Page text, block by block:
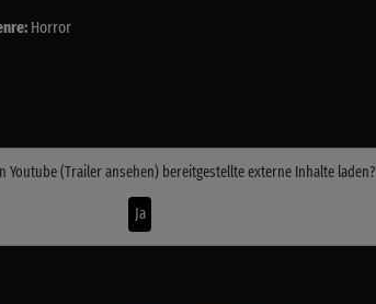
Horror
Youtube (Trailer ansehen)bereitgestellte externe Inhalte laden?
Ja